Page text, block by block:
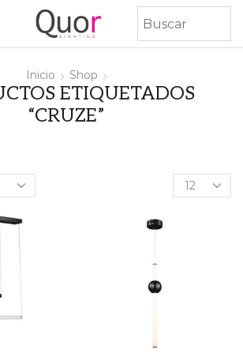
Inicio Shop
ETIQUETADOS
“CRUZE”
Products
per